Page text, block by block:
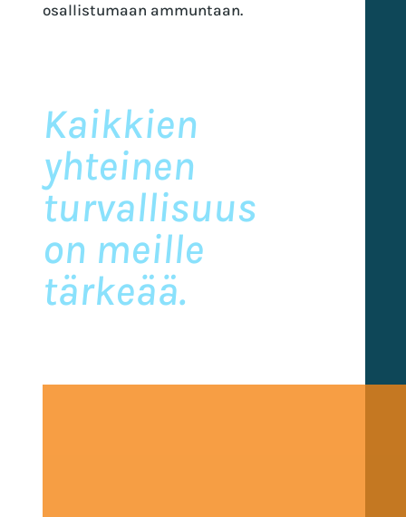
osallistumaan ammuntaan.
Kaikkien
yhteinen
turvallisuus
on meille
tärkeää.